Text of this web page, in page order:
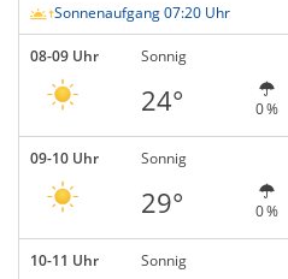
Sonnenaufgang 07:20 Uhr
08-09 Uhr Sonnig
24° 0 %
09-10 Uhr Sonnig
29° 0 %
10-11 Uhr Sonnig